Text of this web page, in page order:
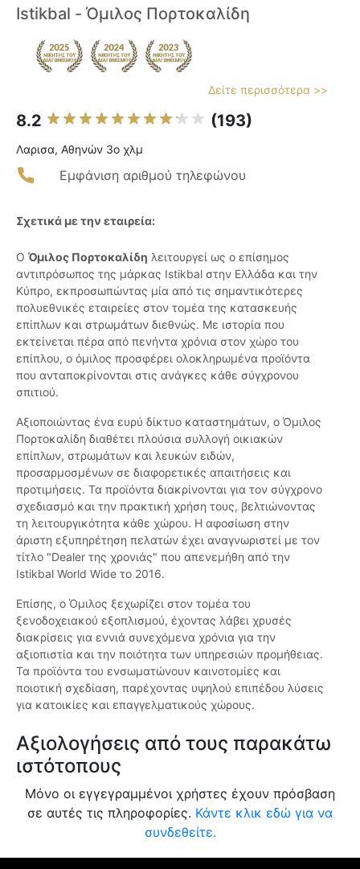
Istikbal - Όμιλος Πορτοκαλίδη
Δείτε περισσότερα >>
8.2 (193)
Λαρισα, Aθηνών 3ο χλμ
Εμφάνιση αριθμού τηλεφώνου
Σχετικά με την εταιρεία:
Ο Όμιλος Πορτοκαλίδη λειτουργεί ως ο επίσημος
αντιπρόσωπος της μάρκας Istikbal στην Ελλάδα και την
Κύπρο, εκπροσωπώντας μία από τις σημαντικότερες
πολυεθνικές εταιρείες στον τομέα της κατασκευής
επίπλων και στρωμάτων διεθνώς. Με ιστορία που
εκτείνεται πέρα από πενήντα χρόνια στον χώρο του
επίπλου, ο όμιλος προσφέρει ολοκληρωμένα προϊόντα
που ανταποκρίνονται στις ανάγκες κάθε σύγχρονου
σπιτιού.
Αξιοποιώντας ένα ευρύ δίκτυο καταστημάτων, ο Όμιλος
Πορτοκαλίδη διαθέτει πλούσια συλλογή οικιακών
επίπλων, στρωμάτων και λευκών ειδών,
προσαρμοσμένων σε διαφορετικές απαιτήσεις και
προτιμήσεις. Τα προϊόντα διακρίνονται για τον σύγχρονο
σχεδιασμό και την πρακτική χρήση τους, βελτιώνοντας
τη λειτουργικότητα κάθε χώρου. Η αφοσίωση στην
άριστη εξυπηρέτηση πελατών έχει αναγνωριστεί με τον
τίτλο "Dealer της χρονιάς" που απενεμήθη από την
Istikbal World Wide το 2016.
Επίσης, ο Όμιλος ξεχωρίζει στον τομέα του
ξενοδοχειακού εξοπλισμού, έχοντας λάβει χρυσές
διακρίσεις για εννιά συνεχόμενα χρόνια για την
αξιοπιστία και την ποιότητα των υπηρεσιών προμήθειας.
Τα προϊόντα του ενσωματώνουν καινοτομίες και
ποιοτική σχεδίαση, παρέχοντας υψηλού επιπέδου λύσεις
για κατοικίες και επαγγελματικούς χώρους.
Αξιολογήσεις από τους παρακάτω
ιστότοπους
Μόνο οι εγγεγραμμένοι χρήστες έχουν πρόσβαση
σε αυτές τις πληροφορίες. Κάντε κλικ εδώ για να
συνδεθείτε.